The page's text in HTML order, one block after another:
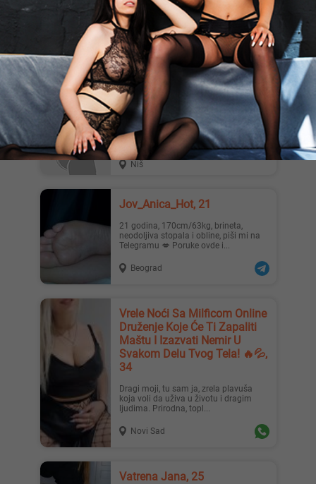
Perverzna I najbolja☺️ WACAP👉👉👉
👉👉👉👉
Beograd
Dzejdi, 36
za erotsko dopisivanje
Niš
Jov_Anica_Hot, 21
21 godina, 170cm/63kg, brineta,
neodoljiva stopala i obline, piši mi na
Telegramu 💋 Poruke ovde i...
Beograd
Vrele Noći Sa Milficom Online
Druženje Koje Će Ti Zapaliti
Maštu I Izazvati Nemir U
Svakom Delu Tvog Tela! 🔥💦,
34
Dragi moji, tu sam ja, zrela plavuša
koja voli da uživa u životu i dragim
ljudima. Prirodna, topl...
Novi Sad
Vatrena Jana, 25